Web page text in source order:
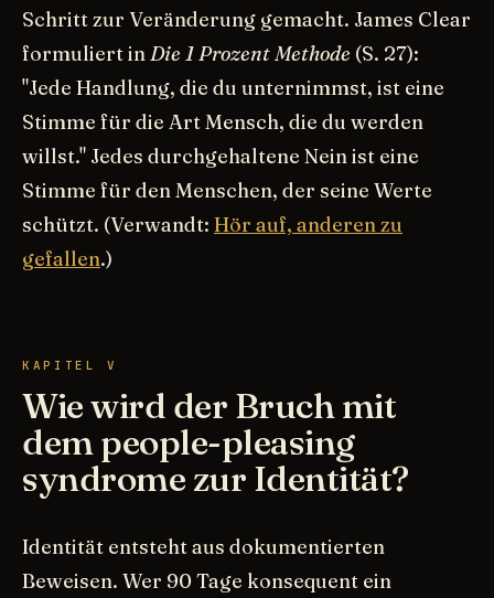
Schritt zur Veränderung gemacht. James Clear
formuliert inDie 1 Prozent Methode (S. 27):
"Jede Handlung, die du unternimmst, ist eine
Stimme für die Art Mensch, die du werden
willst." Jedes durchgehaltene Nein ist eine
Stimme für den Menschen, der seine Werte
schützt. (Verwandt: Hör auf, anderen zu
gefallen.)
KAPITEL V
Wie wird der Bruch mit
dem people-pleasing
syndrome zur Identität?
Identität entsteht aus dokumentierten
Beweisen. Wer 90 Tage konsequent ein